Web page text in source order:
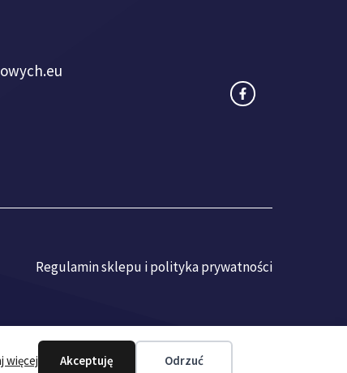
więcej Akceptuję Odrzuć
Regulamin sklepu i polityka prywatności